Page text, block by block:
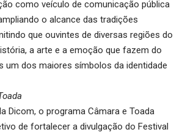
como veículo de comunicação pública
o alcance das tradições
que ouvintes de diversas regiões do
a arte e a emoção que fazem do
um dos maiores símbolos da identidade
Dicom, o programa Câmara e Toada
de fortalecer a divulgação do Festival